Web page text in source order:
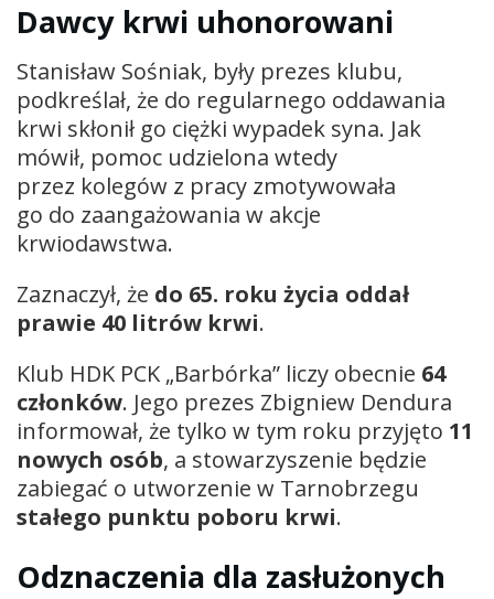
Dawcy krwi uhonorowani
Stanisław Sośniak, były prezes klubu,
podkreślał, że do regularnego oddawania
krwi skłonił go ciężki wypadek syna. Jak
mówił, pomoc udzielona wtedy
przez kolegów z pracy zmotywowała
go do zaangażowania w akcje
krwiodawstwa.
Zaznaczył, że do 65. roku życia oddał
prawie 40 litrów krwi.
Klub HDK PCK „Barbórka” liczy obecnie 64
członków. Jego prezes Zbigniew Dendura
informował, że tylko w tym roku przyjęto 11
nowych osób, a stowarzyszenie będzie
zabiegać o utworzenie w Tarnobrzegu
stałego punktu poboru krwi.
Odznaczenia dla zasłużonych